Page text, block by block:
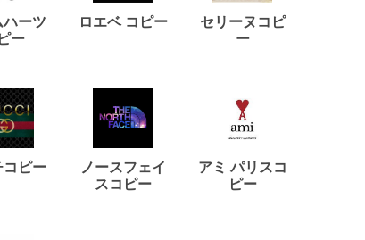
ハーツ
ー
ロエベ コピー
セリーヌコピ
ー
コピー
ノースフェイ
スコピー
アミ パリスコ
ピー